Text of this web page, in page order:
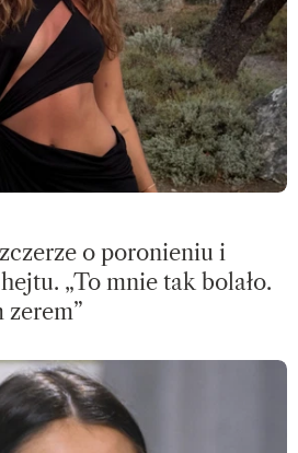
o poronieniu i
„To mnie tak bolało.
zerem”